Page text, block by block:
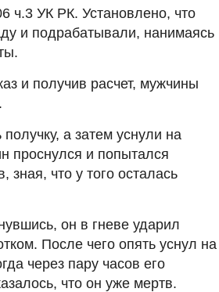
ч.3 УК РК. Установлено, что
и подрабатывали, нанимаясь
и получив расчет, мужчины
а затем уснули на
проснулся и попытался
зная, что у того осталась
он в гневе ударил
После чего опять уснул на
через пару часов его
что он уже мертв.